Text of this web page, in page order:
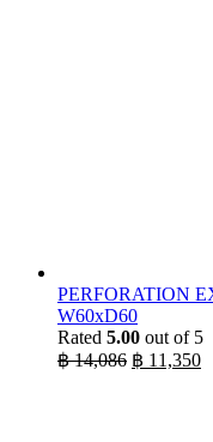
PERFORATION
W60xD60
Rated 5.00 out of 5
฿14,086 Original
฿ 11,350